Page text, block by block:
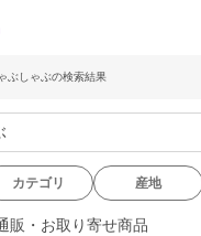
ぶしゃぶの検索結果
カテゴリ 産地
販・お取り寄せ商品